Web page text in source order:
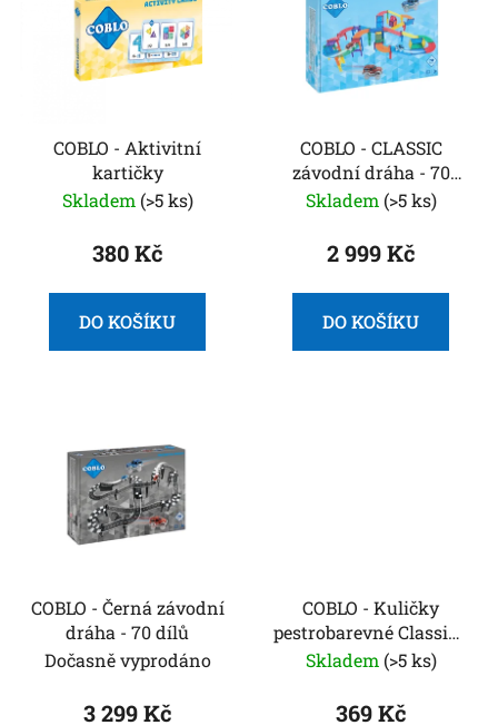
COBLO - Aktivitní
kartičky
Skladem (>5 ks)
380 Kč
DO KOŠÍKU
COBLO - CLASSIC
závodní dráha - 70
dílů
Skladem (>5 ks)
2 999 Kč
DO KOŠÍKU
COBLO - Černá závodní
dráha - 70 dílů
Dočasně vyprodáno
3 299 Kč
COBLO - Kuličky
pestrobarevné Classic -
6 kusů
Skladem (>5 ks)
369 Kč